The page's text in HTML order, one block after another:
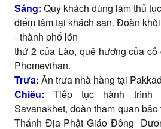
Sáng: Quý khách dùng làm thủ
điểm tâm tại khách sạn. Đoàn
- thành phố lớn
thứ 2 của Lào, quê hương của
Phomevihan.
Trưa: Ăn trưa nhà hàng tại
Chiều: Tiếp tục hành trình
Savanakhet, đoàn tham quan bảo
Thánh Địa Phật Giáo Đông